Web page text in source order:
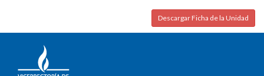
Descargar Ficha de la Unidad